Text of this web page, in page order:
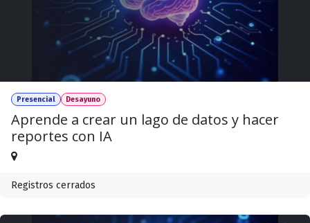
Presencial Desayuno
Aprende a crear un lago de datos y hacer
reportes con IA
Registros cerrados